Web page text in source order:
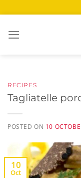
RECIPES
Tagliatelle
POSTED ON 10
10
Oct